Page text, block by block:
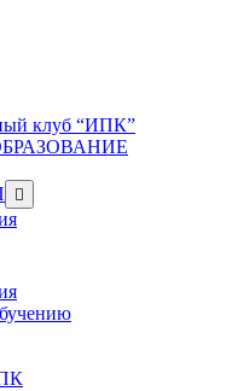
клуб “ИПК”
Show
sub
menu